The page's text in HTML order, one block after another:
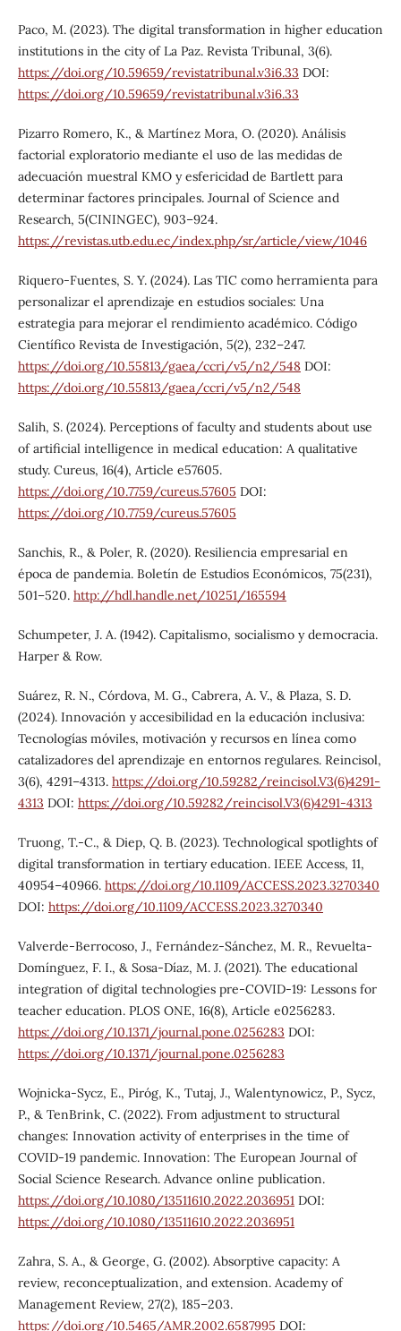
Paco, M. (2023). The digital transformation in higher education
institutions in the city of La Paz. Revista Tribunal, 3(6).
https://doi.org/10.59659/revistatribunal.v3i6.33 DOI:
https://doi.org/10.59659/revistatribunal.v3i6.33
Pizarro Romero, K., & Martínez Mora, O. (2020). Análisis
factorial exploratorio mediante el uso de las medidas de
adecuación muestral KMO y esfericidad de Bartlett para
determinar factores principales. Journal of Science and
Research, 5(CININGEC), 903–924.
https://revistas.utb.edu.ec/index.php/sr/article/view/1046
Riquero-Fuentes, S. Y. (2024). Las TIC como herramienta para
personalizar el aprendizaje en estudios sociales: Una
estrategia para mejorar el rendimiento académico. Código
Científico Revista de Investigación, 5(2), 232–247.
https://doi.org/10.55813/gaea/ccri/v5/n2/548DOI:
https://doi.org/10.55813/gaea/ccri/v5/n2/548
Salih, S. (2024). Perceptions of faculty and students about use
of artificial intelligence in medical education: A qualitative
study. Cureus, 16(4), Article e57605.
https://doi.org/10.7759/cureus.57605 DOI:
https://doi.org/10.7759/cureus.57605
Sanchis, R., & Poler, R. (2020). Resiliencia empresarial en
época de pandemia. Boletín de Estudios Económicos, 75(231),
501–520. http://hdl.handle.net/10251/165594
Schumpeter, J. A. (1942). Capitalismo, socialismo y democracia.
Harper & Row.
Suárez, R. N., Córdova, M. G., Cabrera, A. V., & Plaza, S. D.
(2024). Innovación y accesibilidad en la educación inclusiva:
Tecnologías móviles, motivación y recursos en línea como
catalizadores del aprendizaje en entornos regulares. Reincisol,
3(6), 4291–4313. https://doi.org/10.59282/reincisol.V3(6)4291-
4313 DOI: https://doi.org/10.59282/reincisol.V3(6)4291-4313
Truong, T.-C., & Diep, Q. B. (2023). Technological spotlights of
digital transformation in tertiary education. IEEE Access, 11,
40954–40966. https://doi.org/10.1109/ACCESS.2023.3270340
DOI: https://doi.org/10.1109/ACCESS.2023.3270340
Valverde-Berrocoso, J., Fernández-Sánchez, M. R., Revuelta-
Domínguez, F. I., & Sosa-Díaz, M. J. (2021). The educational
integration of digital technologies pre-COVID-19: Lessons for
teacher education. PLOS ONE, 16(8), Article e0256283.
https://doi.org/10.1371/journal.pone.0256283 DOI:
https://doi.org/10.1371/journal.pone.0256283
Wojnicka-Sycz, E., Piróg, K., Tutaj, J., Walentynowicz, P., Sycz,
P., & TenBrink, C. (2022). From adjustment to structural
changes: Innovation activity of enterprises in the time of
COVID-19 pandemic. Innovation: The European Journal of
Social Science Research. Advance online publication.
https://doi.org/10.1080/13511610.2022.2036951DOI:
https://doi.org/10.1080/13511610.2022.2036951
Zahra, S. A., & George, G. (2002). Absorptive capacity: A
review, reconceptualization, and extension. Academy of
Management Review, 27(2), 185–203.
https://doi.org/10.5465/AMR.2002.6587995 DOI: